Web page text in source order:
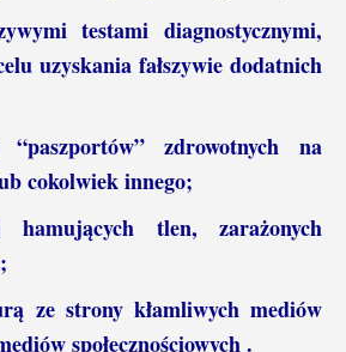
testami diagnostycznymi,
uzyskania fałszywie dodatnich
zdrowotnych na
cokolwiek innego;
tlen, zarażonych
ze strony kłamliwych mediów
społecznościowych .